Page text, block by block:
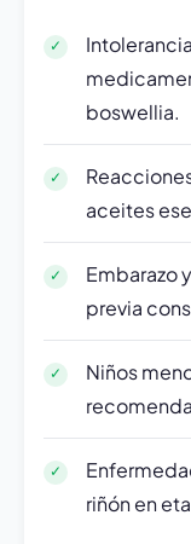
boswellia.
aceites
Embarazo
previa
Niños
riñón en